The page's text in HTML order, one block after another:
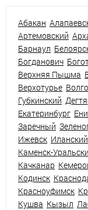
Абакан
Артемовский
Барнаул
Богданович
Верхняя Пышма
Верхотурье
Губкинский
Екатеринбург
Заречный
Ижевск Иланский
Каменск-
Качканар
Кодинск
Красноуфимск
Кушва Кызыл